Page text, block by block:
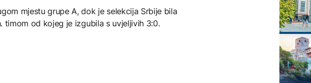
mjestu grupe A, dok je selekcija Srbije bila
timom od kojeg je izgubila s uvjeljivih 3:0.